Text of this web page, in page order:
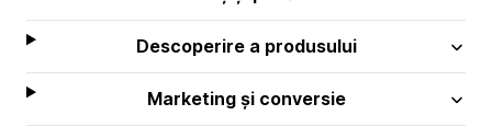
Descoperire a produsului
Marketing și conversie